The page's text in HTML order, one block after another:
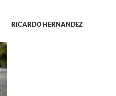
RICARDO HERNANDEZ